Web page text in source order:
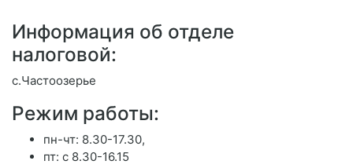
Информация об отделе
налоговой:
с.Частоозерье
Режим работы:
пн-чт: 8.30-17.30,
пт: с 8.30-16.15